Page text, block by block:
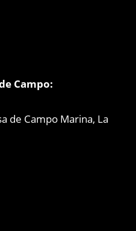
Campo:
de Campo Marina, La